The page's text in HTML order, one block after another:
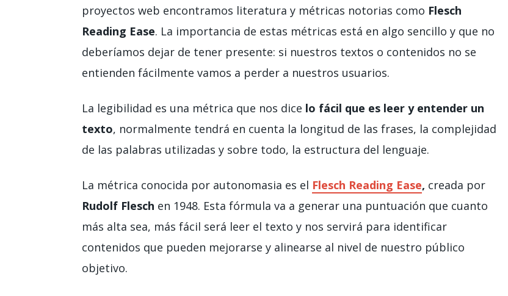
proyectos web encontramos literatura y métricas notorias como Flesch
Reading Ease. La importancia de estas métricas está en algo sencillo y que no
deberíamos dejar de tener presente: si nuestros textos o contenidos no se
entienden fácilmente vamos a perder a nuestros usuarios.
La legibilidad es una métrica que nos dice lo fácil que es leer y entender un
texto, normalmente tendrá en cuenta la longitud de las frases, la complejidad
de las palabras utilizadas y sobre todo, la estructura del lenguaje.
La métrica conocida por autonomasia es el Flesch Reading Ease, creada por
Rudolf Flesch en 1948. Esta fórmula va a generar una puntuación que cuanto
más alta sea, más fácil será leer el texto y nos servirá para identificar
contenidos que pueden mejorarse y alinearse al nivel de nuestro público
objetivo.